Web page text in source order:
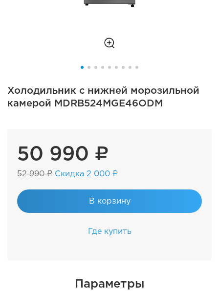
Холодильник с нижней морозильной
камерой MDRB524MGE46ODM
50 990 ₽
52 990 ₽ Скидка 2 000 ₽
В корзину
Где купить
Параметры